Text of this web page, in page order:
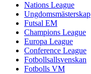
Nations League
Ungdomsmästerskap
Futsal EM
Champions League
Europa League
Conference League
Fotbollsallsvenskan
Fotbolls VM